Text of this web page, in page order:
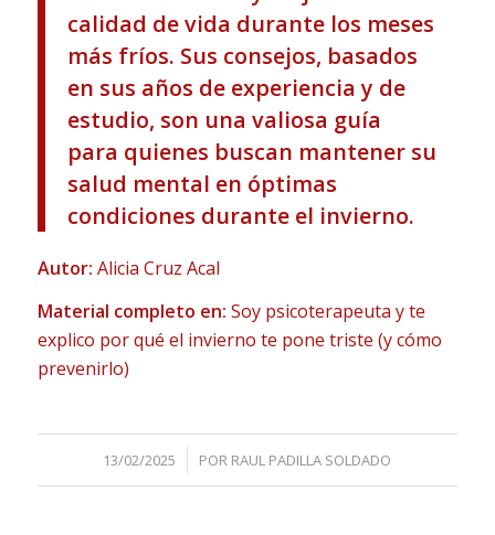
calidad de vida durante los meses
más fríos. Sus consejos, basados
en sus años de experiencia y de
estudio, son una valiosa guía
para quienes buscan mantener su
salud mental en óptimas
condiciones durante el invierno.
Autor: Alicia Cruz Acal
Material completo en: Soy psicoterapeuta y te
explico por qué el invierno te pone triste (y cómo
prevenirlo)
13/02/2025
/ POR RAUL PADILLA SOLDADO